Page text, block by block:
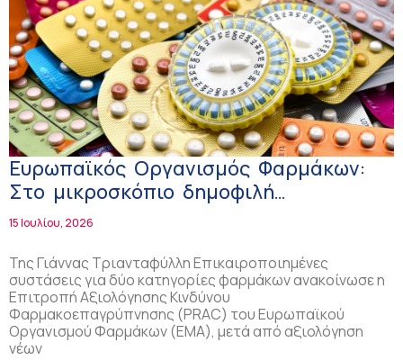
Ευρωπαϊκός Οργανισμός Φαρμάκων:
Στο μικροσκόπιο δημοφιλή
αντισυλληπτικά – Αυξημένος κίνδυνος
15 Ιουλίου, 2026
Της Γιάννας Τριανταφύλλη Επικαιροποιημένες
συστάσεις για δύο κατηγορίες φαρμάκων ανακοίνωσε η
Επιτροπή Αξιολόγησης Κινδύνου
Φαρμακοεπαγρύπνησης (PRAC) του Ευρωπαϊκού
Οργανισμού Φαρμάκων (EMA), μετά από αξιολόγηση
νέων